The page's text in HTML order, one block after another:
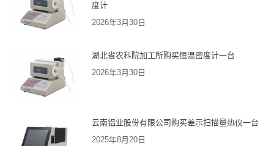
度计
2026年3月30日
湖北省农科院加工所购买恒温密度计一台
2026年3月30日
云南铝业股份有限公司购买差示扫描量热仪一台
2025年8月20日